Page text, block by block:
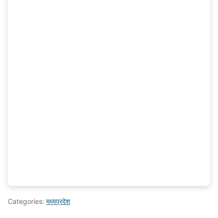
Categories: मध्यप्रदेश